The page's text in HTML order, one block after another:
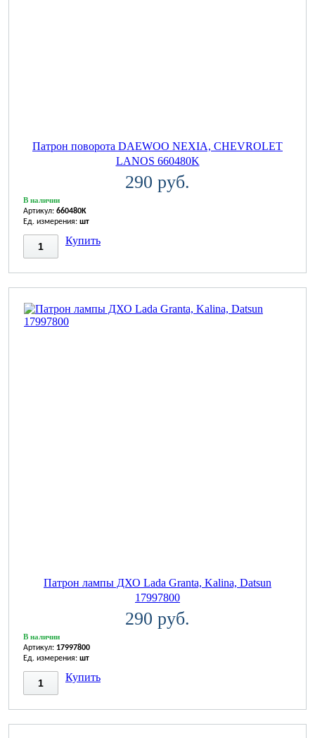
Патрон поворота DAEWOO NEXIA, CHEVROLET
LANOS 660480K
290 руб.
В наличии
Артикул: 660480K
Ед. измерения: шт
Купить
Патрон лампы ДХО Lada Granta, Kalina, Datsun
17997800
290 руб.
В наличии
Артикул: 17997800
Ед. измерения: шт
Купить